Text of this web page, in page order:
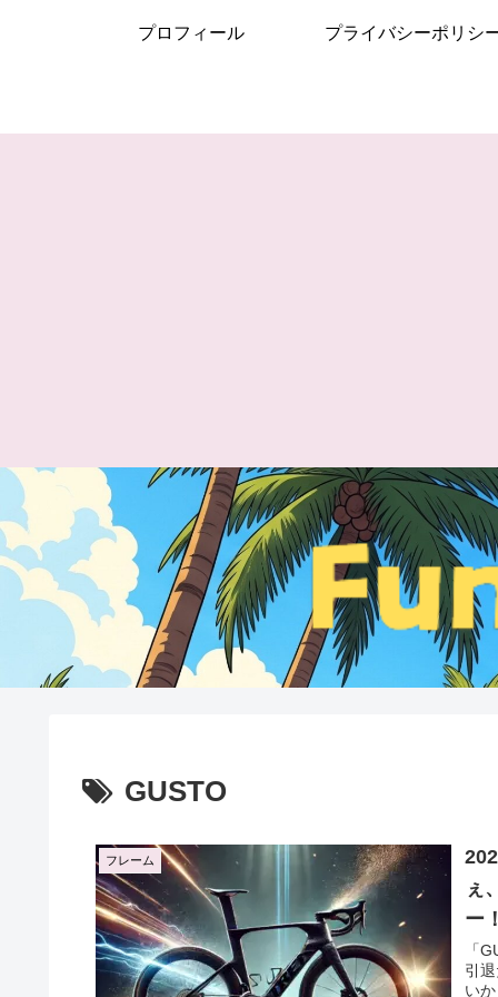
プロフィール プライバシーポリシ
GUSTO
フレーム
ぇ
ー
「
引
い